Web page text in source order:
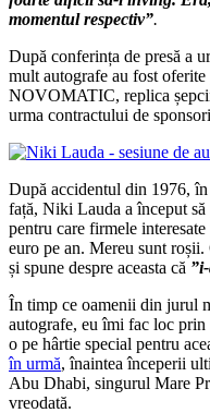
momentul respectiv”.
După conferința de presă a
mult autografe au fost
NOVOMATIC, replica
urma contractului de
După accidentul din 1976,
față, Niki Lauda a început să
pentru care firmele
euro pe an. Mereu sunt roșii.
și spune despre aceasta că
În timp ce oamenii din jurul
autografe, eu îmi fac loc
o pe hârtie special pentru
în urmă, înaintea începerii
Abu Dhabi, singurul Mare
vreodată.